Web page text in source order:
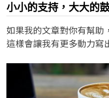
小小的支持，大大的
如果我的文章對你有幫助，
這樣會讓我有更多動力寫